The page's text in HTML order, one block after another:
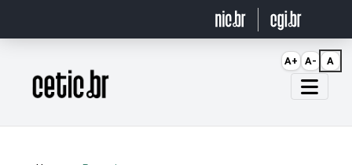
Página inicial
A+ A- A